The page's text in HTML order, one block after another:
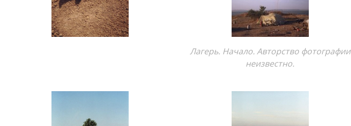
Лагерь. Начало. Авторство фотографии
неизвестно.